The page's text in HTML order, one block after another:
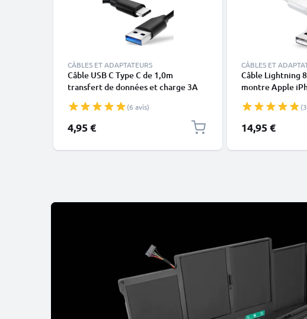
CÂBLES ET ADAPTATEURS
Câble USB C Type C de 1,0m
transfert de données et charge 3A
(6 avis)
4,95 €
CÂBLES ET
Câble Lightning
montre Apple
blanc en
14,95 €